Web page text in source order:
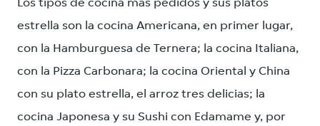
Los tipos de cocina más pedidos y sus platos
estrella son la cocina Americana, en primer lugar,
con la Hamburguesa de Ternera; la cocina Italiana,
con la Pizza Carbonara; la cocina Oriental y China
con su plato estrella, el arroz tres delicias; la
cocina Japonesa y su Sushi con Edamame y, por